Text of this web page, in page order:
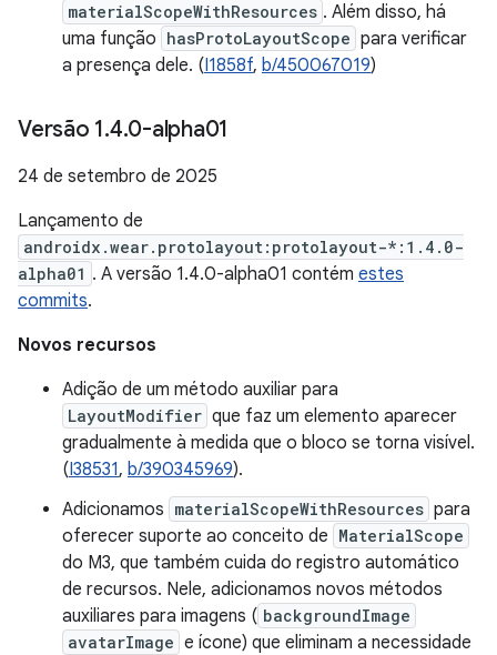
materialScopeWithResources . Além disso, há
uma função hasProtoLayoutScope para verificar
a presença dele. (I1858f, b/450067019)
Versão 1.4.0-alpha01
24 de setembro de 2025
Lançamento de
androidx.wear.protolayout:protolayout-*:1.4.0-
alpha01 . A versão 1.4.0-alpha01 contém estes
commits.
Novos recursos
Adição de um método auxiliar para
LayoutModifier que faz um elemento aparecer
gradualmente à medida que o bloco se torna visível.
(I38531, b/390345969).
Adicionamos materialScopeWithResources para
oferecer suporte ao conceito de MaterialScope
do M3, que também cuida do registro automático
de recursos. Nele, adicionamos novos métodos
auxiliares para imagens ( backgroundImage
avatarImage e ícone) que eliminam a necessidade